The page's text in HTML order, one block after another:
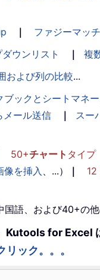
｜ ファジーマッチ
ウンリスト ｜ 複
および列の比較...
ブックとシートマネ
メール送信 ｜ スー
50+チャート タイプ
像を挿入、...） ｜ 12
語、および40+の
Kutools for Excel
ック。。。